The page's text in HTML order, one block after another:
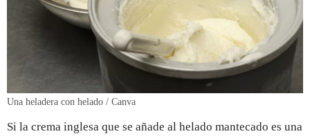
Una heladera con helado / Canva
Si la crema inglesa que se añade al helado mantecado es una